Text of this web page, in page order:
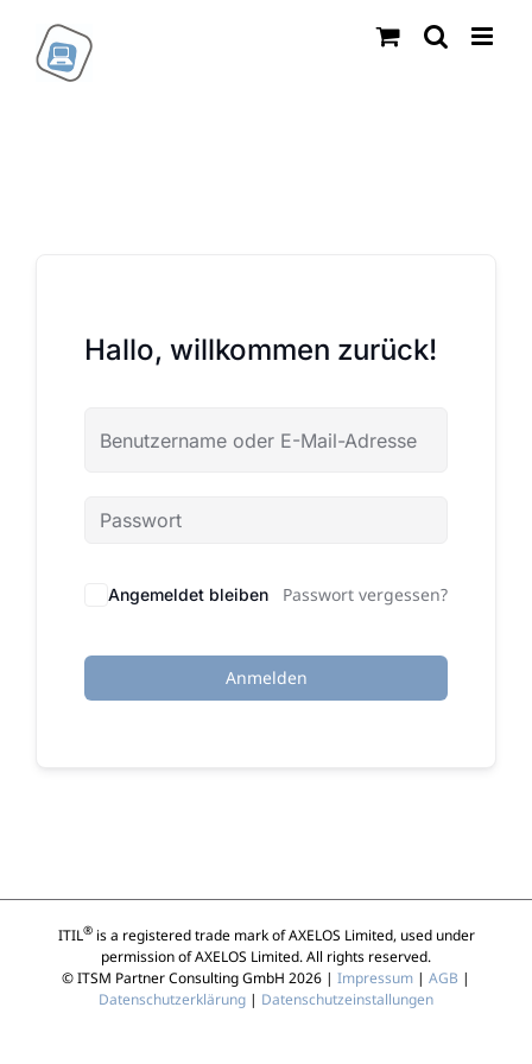
Inhalt
springen
Hallo, willkommen zurück!
Angemeldet bleiben Passwort vergessen?
Anmelden
ITIL®is a registered trade mark of AXELOS Limited, used under
permission of AXELOS Limited. All rights reserved.
© ITSM Partner Consulting GmbH 2026 | Impressum | AGB |
Datenschutzerklärung | Datenschutzeinstallungen